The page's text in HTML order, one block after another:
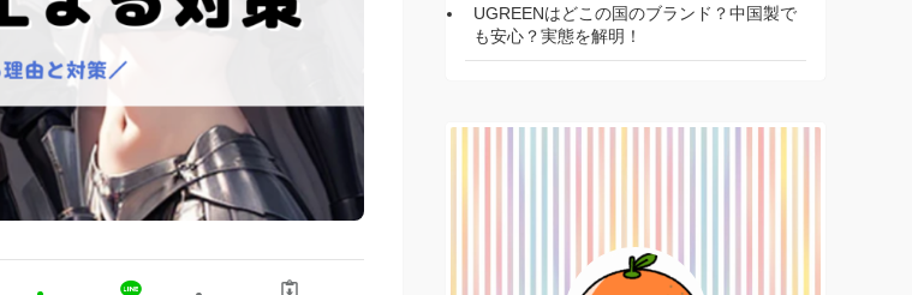
UGREENはどこの国のブランド？中国製で
も安心？実態を解明！